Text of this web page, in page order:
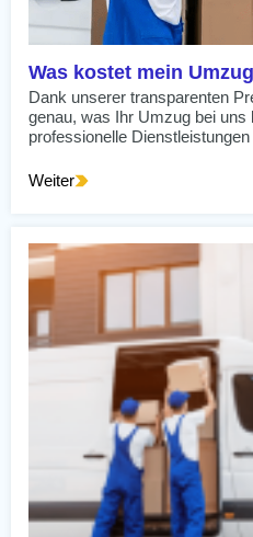
Was kostet mein
Dank unserer transparenten
genau, was Ihr Umzug bei
professionelle
Weiter